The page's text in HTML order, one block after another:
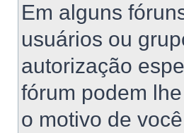
Em alguns
usuários ou
autorização
fórum podem
o motivo de